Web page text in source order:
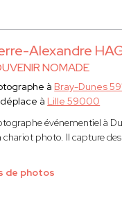
Alexandre
NOMADE
à Bray-Dunes
à Lille 59000
événementiel à
chariot photo. Il capture
de photos